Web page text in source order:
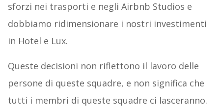
sforzi nei trasporti e negli Airbnb Studios e
dobbiamo ridimensionare i nostri investimenti
in Hotel e Lux.
Queste decisioni non riflettono il lavoro delle
persone di queste squadre, e non significa che
tutti i membri di queste squadre ci lasceranno.